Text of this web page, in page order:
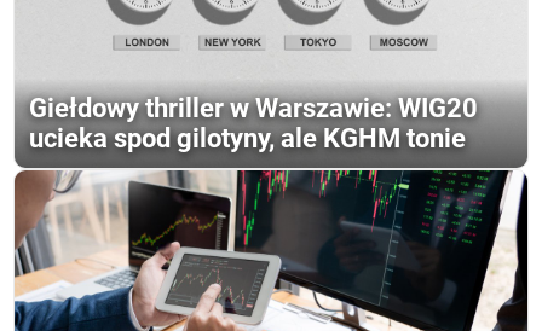
Giełdowy thriller w Warszawie: WIG20
ucieka spod gilotyny, ale KGHM tonie